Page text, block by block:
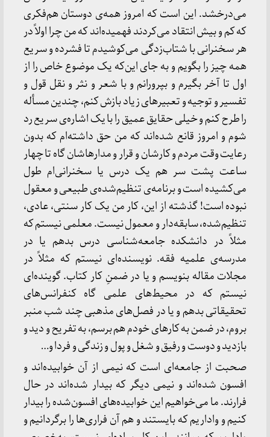
می‌درخشد. این است که امروز همه‌ی دوستان هم‌فکری
که کم و بیش انتقاد می‌کردند فهمیده‌اند که من چرا اولاً در
هر سخنرانی با شتاب‌زدگی می‌کوشیدم تا فشرده و سریع
همه چیز را بگویم و به جای این‌که یک موضوع خاص را از
اول تا آخر بگیرم و بپرورانم و با شعر و نثر و نقل قول و
تفسیر و توجیه و تعبیرهای زیاد بازش کنم، چندین مسأله
را طرح کنم و خیلی حقایق عمیق را با یک اشاره‌ی سریع رد
شوم و امروز قانع شده‌اند که من حق داشته‌ام که بدون
رعایت وقت مردم و کارشان و قرار و مدارهاشان گاه تا چهار
ساعت پشت سر هم یک درس یا سخنرانی‌ام طول
می‌کشیده است و برنامه‌ی تنظیم‌شده‌ی طبیعی و معقول
نبوده است! گذشته از این، کار من یک کار سنتی، عادی،
تنظیم‌شده، سابقه‌دار و معمول نیست. معلمی نیستم که
مثلاً در دانشکده جامعه‌شناسی درس بدهم یا در
مدرسه‌ی علمیه فقه. نویسنده‌ای نیستم که مثلاً در
مجلات مقاله بنویسم و یا در ضمنِ کار کتاب. گوینده‌ای
نیستم که در محیط‌های علمی گاه کنفرانس‌های
تحقیقاتی بدهم و یا در فصل‌های مذهبی چند شب منبر
بروم، در ضمن به کارهای خودم هم برسم، به تفریح و دید و
بازدید و دوست و رفیق و شغل و پول و زندگی و فردا و…
صحبت از جامعه‌ای است که نیمی از آن خوابیده‌اند و
افسون شده‌اند و نیمی دیگر که بیدار شده‌اند در حال
فرارند. ما می‌خواهیم این خوابیده‌های افسون‌شده را بیدار
کنیم و واداریم که بایستند و هم آن فراری‌ها را برگردانیم و